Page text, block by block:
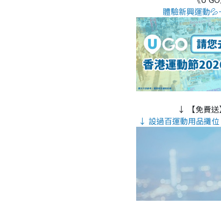
體驗新興運動
↓ 【免費
↓ 設過百運動用品攤